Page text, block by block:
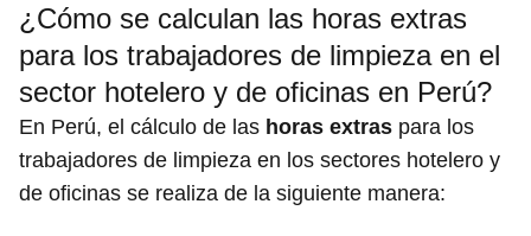
¿Cómo se calculan las horas extras
para los trabajadores de limpieza en el
sector hotelero y de oficinas en Perú?
En Perú, el cálculo de las horas extras para los
trabajadores de limpieza en los sectores hotelero y
de oficinas se realiza de la siguiente manera: